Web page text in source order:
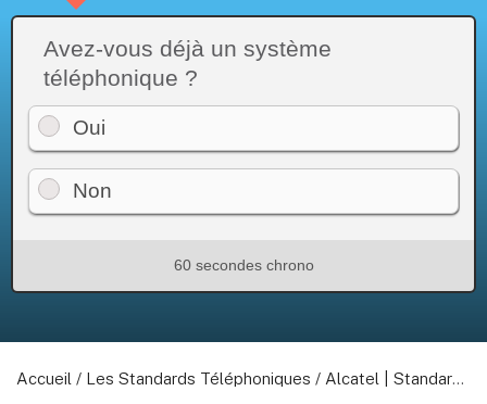
Avez-vous déjà un système
téléphonique ?
Oui
Non
60 secondes chrono
Accueil / Les Standards Téléphoniques / Alcatel | Standards téléphoniques